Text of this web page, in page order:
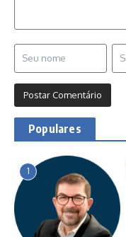
Populares
1